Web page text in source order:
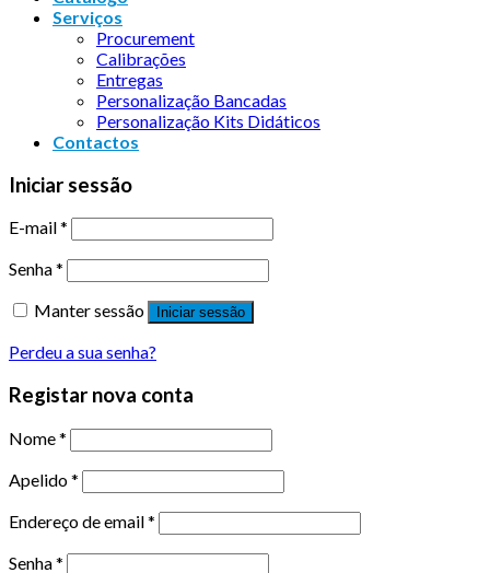
Serviços
Procurement
Calibrações
Entregas
Personalização Bancadas
Personalização Kits Didáticos
Contactos
Iniciar sessão
E-mail*
Senha*
Manter sessão
Iniciar sessão
Perdeu a sua senha?
Registar nova conta
Nome*
Apelido*
Endereço de email*
Senha*